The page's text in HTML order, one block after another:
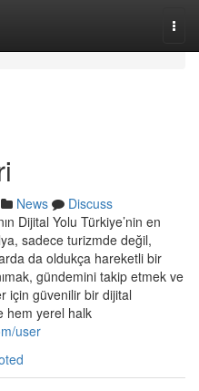
News
Discuss
Dijital Yolu Türkiye’nin en
sadece turizmde değil,
da oldukça hareketli bir
gündemini takip etmek ve
için güvenilir bir dijital
hem yerel halk
user